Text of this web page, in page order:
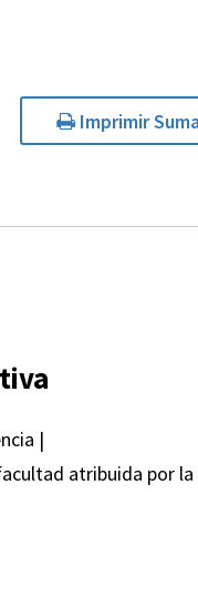
Imprimir
|
atribuida por